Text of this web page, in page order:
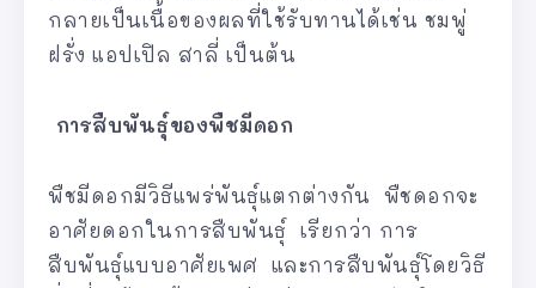
กลายเป็นเนื้อของผลที่ใช้รับทานได้เช่น ชมพู่
ฝรั่ง แอปเปิล สาลี่ เป็นต้น
การสืบพันธุ์ของพืชมีดอก
พืชมีดอกมีวิธีแพร่พันธุ์แตกต่างกัน พืชดอกจะ
อาศัยดอกในการสืบพันธุ์ เรียกว่า การ
สืบพันธุ์แบบอาศัยเพศ และการสืบพันธุ์โดยวิธี